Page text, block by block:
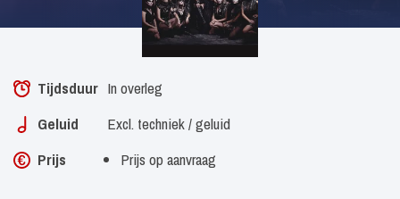
Tijdsduur In overleg
Geluid
Excl. techniek / geluid
Prijs
Prijs op aanvraag